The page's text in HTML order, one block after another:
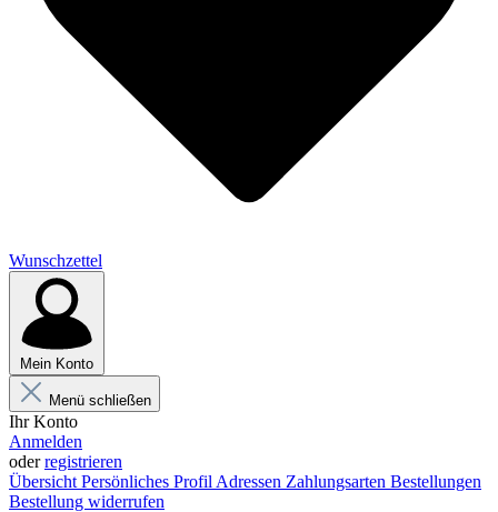
Wunschzettel
Mein Konto
Menü schließen
Ihr Konto
Anmelden
oderregistrieren
Übersicht Persönliches Profil Adressen Zahlungsarten Bestellungen
Bestellung widerrufen